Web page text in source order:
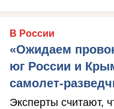
В России
«Ожидаем
юг России и
самолет-
Эксперты считают,